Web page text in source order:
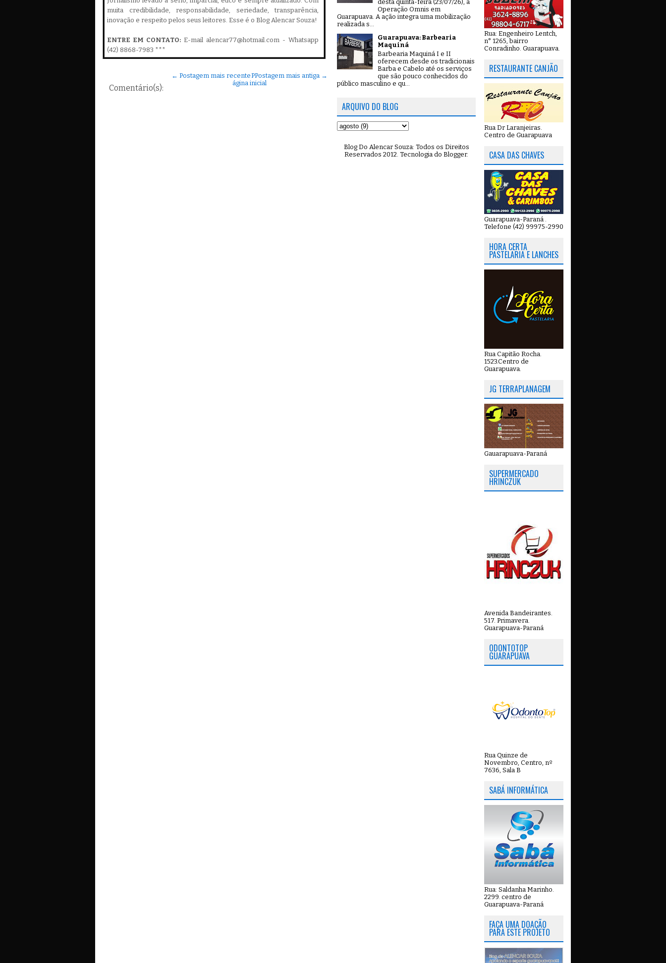
muita credibilidade, responsabilidade, seriedade, transparência,
inovação e respeito pelos seus leitores. Esse é o Blog Alencar Souza!
ENTRE EM CONTATO: E-mail alencar77@hotmail.com - Whatsapp
(42) 8868-7983 ***
Comentário(s):
← Postagem mais recente Postagem mais antiga →
P
ágina inicial
desta quinta-feira (23/07/26), a
Operação Omnis em
Guarapuava. A ação integra uma mobilização
realizada s...
Guarapuava: Barbearia
Maquiná
Barbearia Maquiná I e II
oferecem desde os tradicionais
Barba e Cabelo até os serviços
que são pouco conhecidos do
público masculino e qu...
ARQUIVO DO BLOG
Blog Do Alencar Souza: Todos os Direitos
Reservados 2012. Tecnologia do Blogger.
Rua: Engenheiro Lentch,
n° 1265, bairro
Conradinho. Guarapuava.
RESTAURANTE CANJÃO
Rua Dr Laranjeiras.
Centro de Guarapuava
CASA DAS CHAVES
Guarapuava-Paraná .
Telefone (42) 99975-2990
HORA CERTA
PASTELARIA E LANCHES
Rua Capitão Rocha.
1523.Centro de
Guarapuava.
JG TERRAPLANAGEM
Gauarapuava-Paraná
SUPERMERCADO
HRINCZUK
Avenida Bandeirantes.
517. Primavera.
Guarapuava-Paraná
ODONTOTOP
GUARAPUAVA
Rua Quinze de
Novembro, Centro, nº
7636, Sala B
SABÁ INFORMÁTICA
Rua: Saldanha Marinho.
2299. centro de
Guarapuava-Paraná
FAÇA UMA DOAÇÃO
PARA ESTE PROJETO